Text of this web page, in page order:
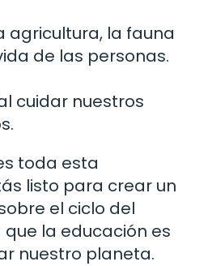
agricultura, la fauna
de las personas.
cuidar nuestros
toda esta
listo para crear un
el ciclo del
la educación es
nuestro planeta.